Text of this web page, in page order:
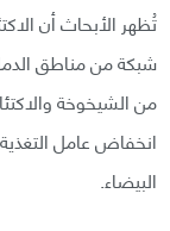
تُظهر الأبحاث أن
شبكة من مناطق
من الشيخوخة
انخفاض عامل
البيضاء.